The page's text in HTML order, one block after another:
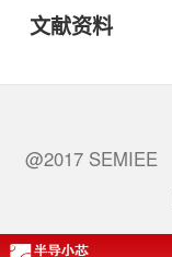
文献资料
@2017 SEMIEE